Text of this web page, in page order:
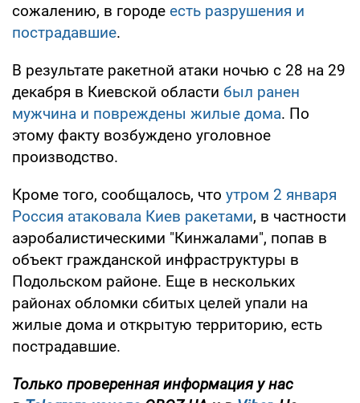
сожалению, в городе есть разрушения и
пострадавшие.
В результате ракетной атаки ночью с 28 на 29
декабря в Киевской области был ранен
мужчина и повреждены жилые дома. По
этому факту возбуждено уголовное
производство.
Кроме того, сообщалось, что утром 2 января
Россия атаковала Киев ракетами, в частности
аэробалистическими "Кинжалами", попав в
объект гражданской инфраструктуры в
Подольском районе. Еще в нескольких
районах обломки сбитых целей упали на
жилые дома и открытую территорию, есть
пострадавшие.
Только проверенная информация у нас